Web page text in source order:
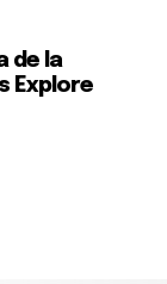
de la
Explore